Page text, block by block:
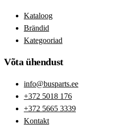
Kataloog
Brändid
Kategooriad
Võta ühendust
info@busparts.ee
+372 5018 176
+372 5665 3339
Kontakt